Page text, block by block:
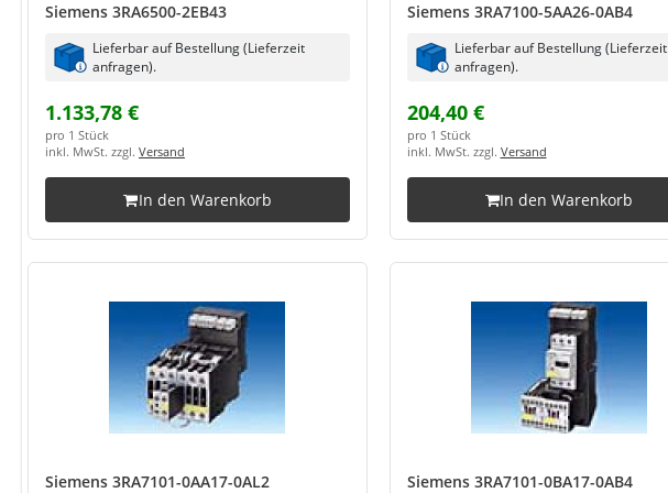
Siemens 3RA6500-2EB43
Lieferbar auf Bestellung (Lieferzeit
anfragen).
1.133,78 €
pro 1 Stück
inkl. MwSt. zzgl. Versand
In den Warenkorb
Siemens 3RA7100-5AA26-0AB4
Lieferbar auf Bestellung (Lieferzeit
anfragen).
204,40 €
pro 1 Stück
inkl. MwSt. zzgl. Versand
In den Warenkorb
Siemens 3RA7101-0AA17-0AL2 Siemens 3RA7101-0BA17-0AB4